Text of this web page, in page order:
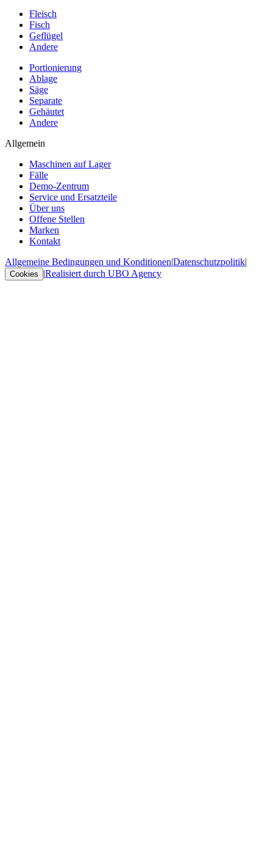
Fleisch
Fisch
Geflügel
Andere
Portionierung
Ablage
Säge
Separate
Gehäutet
Andere
Allgemein
Maschinen auf Lager
Fälle
Demo-Zentrum
Service und Ersatzteile
Über uns
Offene Stellen
Marken
Kontakt
Allgemeine Bedingungen und Konditionen|Datenschutzpolitik|
Cookies |Realisiert durch UBO Agency